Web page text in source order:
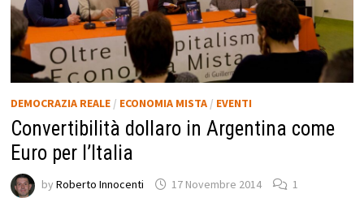
DEMOCRAZIA REALE/ ECONOMIA MISTA/ EVENTI
Convertibilità dollaro in Argentina come
Euro per l’Italia
by Roberto Innocenti 17 Novembre 2014 1